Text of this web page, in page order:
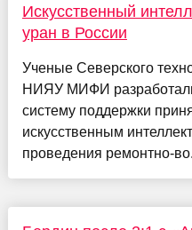
Искусственный
уран в России
Ученые Северского
НИЯУ МИФИ
систему поддержки
искусственным
проведения ремонтно-